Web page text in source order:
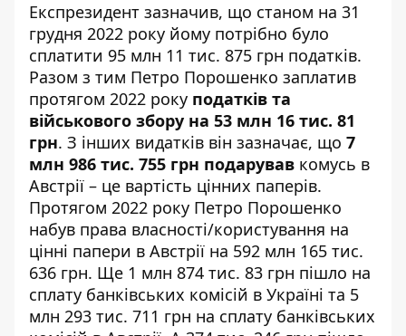
Експрезидент зазначив, що станом на 31
грудня 2022 року йому потрібно було
сплатити 95 млн 11 тис. 875 грн податків.
Разом з тим Петро Порошенко заплатив
протягом 2022 року податків та
військового збору на 53 млн 16 тис. 81
грн. З інших видатків він зазначає, що 7
млн 986 тис. 755 грн подарував комусь в
Австрії – це вартість цінних паперів.
Протягом 2022 року Петро Порошенко
набув права власності/користування на
цінні папери в Австрії на 592 млн 165 тис.
636 грн. Ще 1 млн 874 тис. 83 грн пішло на
сплату банківських комісій в Україні та 5
млн 293 тис. 711 грн на сплату банківських